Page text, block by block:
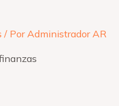
/ Por Administrador AR